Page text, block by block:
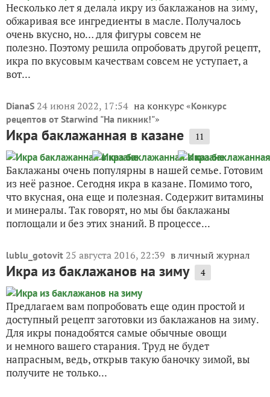
Несколько лет я делала икру из баклажанов на зиму,
обжаривая все ингредиенты в масле. Получалось
очень вкусно, но… для фигуры совсем не
полезно. Поэтому решила опробовать другой рецепт,
икра по вкусовым качествам совсем не уступает, а
вот...
DianaS 24 июня 2022, 17:54 на конкурс «Конкурс
рецептов от Starwind "На пикник!"»
Икра баклажанная в казане 11
Баклажаны очень популярны в нашей семье. Готовим
из неё разное. Сегодня икра в казане. Помимо того,
что вкусная, она еще и полезная. Содержит витамины
и минералы. Так говорят, но мы бы баклажаны
поглощали и без этих знаний. В процессе...
lublu_gotovit 25 августа 2016, 22:39 в личный журнал
Икра из баклажанов на зиму 4
Предлагаем вам попробовать еще один простой и
доступный рецепт заготовки из баклажанов на зиму.
Для икры понадобятся самые обычные овощи
и немного вашего старания. Труд не будет
напрасным, ведь, открыв такую баночку зимой, вы
получите не только...